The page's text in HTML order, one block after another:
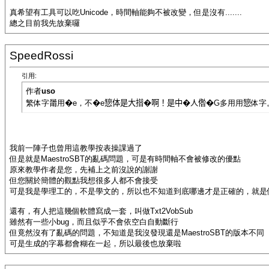
真希望有工具可以吃Unicode，時間軸能夠不被改變，但是沒有.......
總之目前我先放棄囉
SpeedRossi
引用:
作者uso
繁体字𤰉用�e，不�e𢠃体是大𢵄�啊！是中�人倃�G多用用𢠃体字
我前一陣子也曾用這教學按表操課過了
但是就是MaestroSBT的亂碼問題，可是有時間軸不會被修改的優點
原來教學作者是您，先補上之前沒說的謝謝
但您關於簡體的觀點我想很多人都不會接受
可是我是學理工的，不是學文的，所以也不知道到底哪邊才是正確的，就
還有，有人把這幾個軟體寫成一套，叫做Txt2VobSub
雖然有一些小bug，而且似乎不會依空白自動斷行
但竟然沒有了亂碼的問題，不知道是我沒發現還是MaestroSBT的版本不同
可是生成的字幕都會糊在一起，所以最後也放棄啦